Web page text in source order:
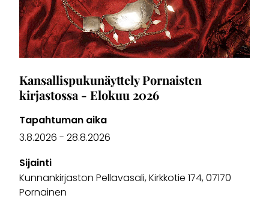
Kansallispukunäyttely Pornaisten
kirjastossa - Elokuu 2026
Tapahtuman aika
3.8.2026 - 28.8.2026
Sijainti
Kunnankirjaston Pellavasali, Kirkkotie 174, 07170
Pornainen